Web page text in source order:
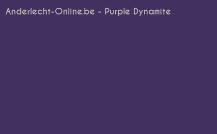
Anderlecht-Online.be - Purple Dynamite